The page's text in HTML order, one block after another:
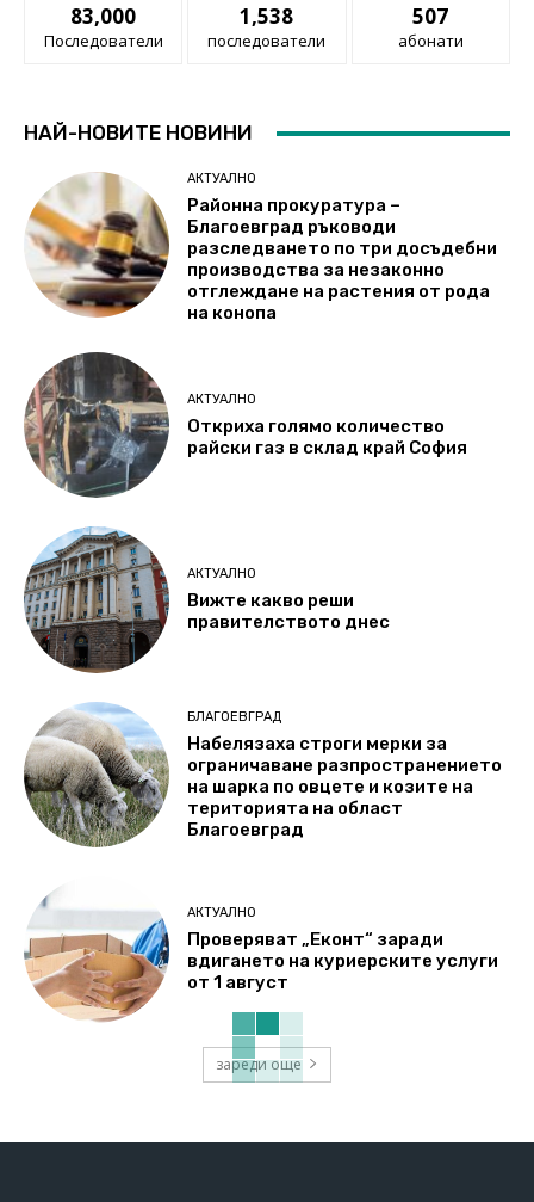
83,000
Последователи
1,538
последователи
507
абонати
НАЙ-НОВИТЕ НОВИНИ
АКТУАЛНО
Районна прокуратура –
Благоевград ръководи
разследването по три досъдебни
производства за незаконно
отглеждане на растения от рода
на конопа
АКТУАЛНО
Откриха голямо количество
райски газ в склад край София
АКТУАЛНО
Вижте какво реши
правителството днес
БЛАГОЕВГРАД
Набелязаха строги мерки за
ограничаване разпространението
на шарка по овцете и козите на
територията на област
Благоевград
АКТУАЛНО
Проверяват „Еконт“ заради
вдигането на куриерските услуги
от 1 август
зареди още